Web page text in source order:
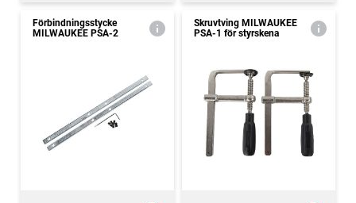
Förbindningsstycke
MILWAUKEE PSA-2
Skruvtving MILWAUKEE
PSA-1 för styrskena